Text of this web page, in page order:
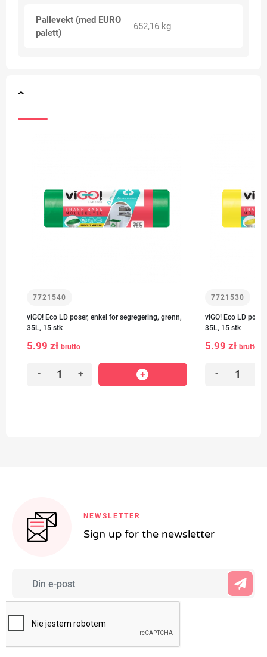
Pallevekt (med EURO
palett)
652,16 kg
7721540
viGO! Eco LD poser, enkel for segregering, grønn,
35L, 15 stk
5.99 zł brutto
- +
7721530
viGO! Eco LD
35L, 15 stk
5.99 zł brutto
-
NEWSLETTER
Sign up for the newsletter